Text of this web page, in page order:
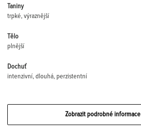
Taniny
trpké, výraznější
Tělo
plnější
Dochuť
intenzivní, dlouhá, perzistentní
Zobrazit podrobné informace